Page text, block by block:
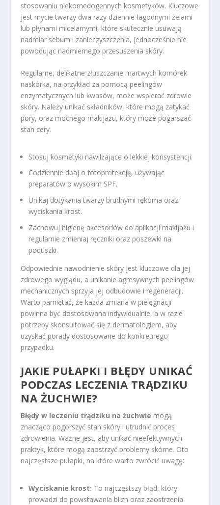
stosowaniu niekomedogennych kosmetyków. Kluczowe
jest mycie twarzy dwa razy dziennie łagodnymi żelami
lub płynami micelarnymi, które skutecznie usuwają
nadmiar sebum i zanieczyszczenia, jednocześnie nie
powodując nadmiernego przesuszenia skóry.
Regularne, delikatne złuszczanie martwych komórek
naskórka, na przykład za pomocą peelingów
enzymatycznych lub kwasów, może wspierać zdrowie
skóry. Należy unikać składników, które mogą zatykać
pory, oraz mocnego makijażu, który może pogarszać
stan cery.
Stosuj kosmetyki nawilżające o lekkiej konsystencji.
Codziennie dbaj o fotoprotekcję, używając
preparatów o wysokim SPF.
Unikaj dotykania twarzy brudnymi rękoma oraz
wyciskania krost.
Zachowuj higienę akcesoriów do aplikacji makijażu i
regularnie zmieniaj ręczniki oraz poszewki na
poduszki.
Odpowiednie nawodnienie skóry jest kluczowe dla jej
zdrowego wyglądu, a unikanie agresywnych peelingów
mechanicznych sprzyja jej odbudowie i regeneracji.
Warto pamiętać, że każda zmiana w pielęgnacji
powinna być dostosowana indywidualnie, a w razie
potrzeby skonsultować się z dermatologiem, aby
uzyskać porady dostosowane do konkretnego
przypadku.
JAKIE PUŁAPKI I BŁĘDY UNIKAĆ
PODCZAS LECZENIA TRĄDZIKU
NA ŻUCHWIE?
Błędy w leczeniu trądziku na żuchwie mogą
znacząco pogorszyć stan skóry i utrudnić proces
zdrowienia. Ważne jest, aby unikać nieefektywnych
praktyk, które mogą zaostrzyć problemy skórne. Oto
najczęstsze pułapki, na które warto zwrócić uwagę:
Wyciskanie krost: To najczęstszy błąd, który
prowadzi do powstawania blizn oraz zaostrzenia